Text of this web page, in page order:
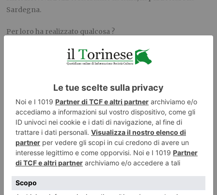
Sardegna.
Per loro ha realizzato qualcosa ?
Ho contribuito con il disegno e parte della colorazione,
insieme ad altri, alla copertina del loro quarto album, ‘Hacia
Ha conosciutoVictor Jara uno dei massimi esponenti della
nueva cancion chilena, ucciso durante il Golpe ?
Victor lo conoscevo perché andava a mangiare dove c’era la
sede della Brigada Ramona Parra. Era un uomo alto, gentile,
di grande disponibilità verso gli altri. Veniva preso in giro
perché aveva sempre delle pulsantiere. SI pensava fosse un
vezzo, invece era perché soffriva di reumatismi e le portava